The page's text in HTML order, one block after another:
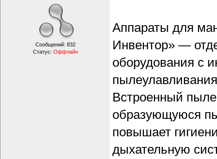
Сообщений: 832
Статус: Оффлайн
Аппараты для
Инвентор» —
оборудования с
Встроенный
образующуюся
повышает
дыхательную